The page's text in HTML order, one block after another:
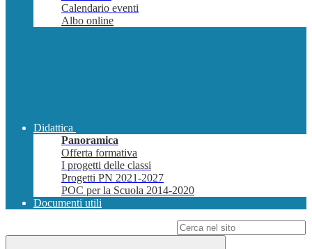
Calendario eventi
Albo online
Didattica
Panoramica
Offerta formativa
I progetti delle classi
Progetti PN 2021-2027
POC per la Scuola 2014-2020
Documenti utili